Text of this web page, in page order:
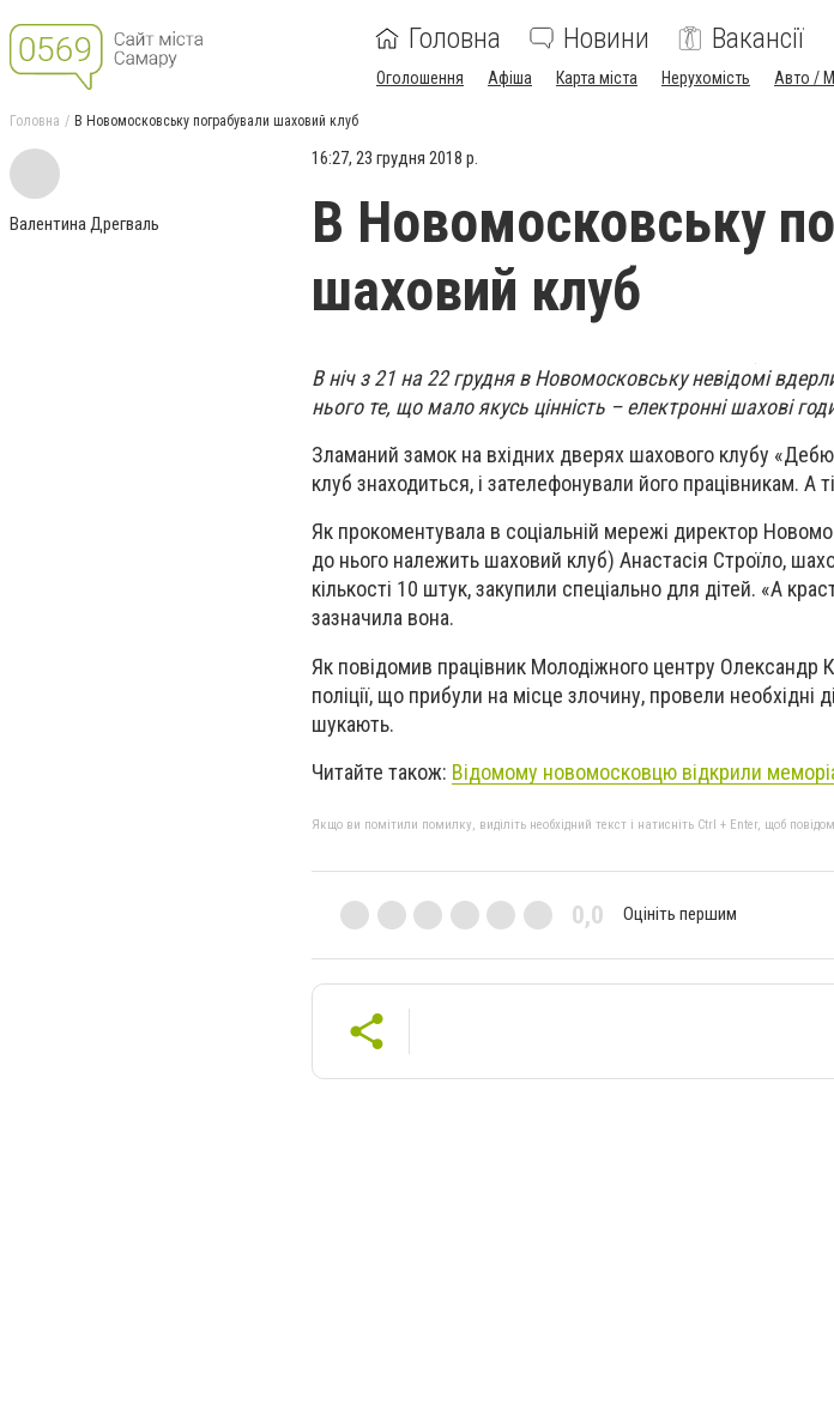
Головна Новини Вакансії
Оголошення Афіша Карта міста Нерухомість Авто /
Головна В Новомосковську пограбували шаховий клуб
Валентина Дрегваль
16:27, 23 грудня 2018 р.
В Новомосковську
шаховий клуб
В ніч з 21 на 22 грудня в Новомосковську невідомі
нього те, що мало якусь цінність – електронні шахові
Зламаний замок на вхідних дверях шахового клубу
клуб знаходиться, і зателефонували його працівникам. А
Як прокоментувала в соціальній мережі директор
до нього належить шаховий клуб) Анастасія Строїло,
кількості 10 штук, закупили спеціально для дітей. «А
зазначила вона.
Як повідомив працівник Молодіжного центру Олександр
поліції, що прибули на місце злочину, провели необхідні
шукають.
Читайте також: Відомому новомосковцю відкрили
Якщо ви помітили помилку, виділіть необхідний текст і натисніть Ctrl + Enter, щоб
0,0 Оцініть першим